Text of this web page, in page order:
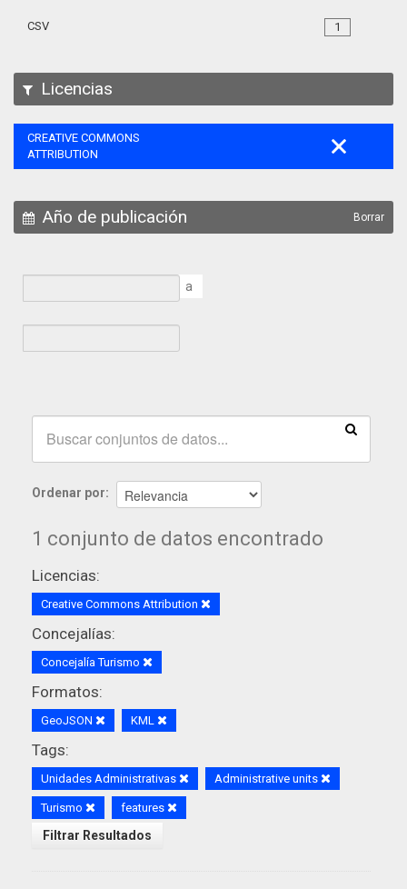
1
CSV
Licencias
CREATIVE COMMONS
ATTRIBUTION
Año de publicación Borrar
a
Ordenar por
1 conjunto de datos encontrado
Licencias:
Creative Commons Attribution
Concejalías:
Concejalía Turismo
Formatos:
GeoJSON KML
Tags:
Unidades Administrativas Administrative units
Turismo features
Filtrar Resultados